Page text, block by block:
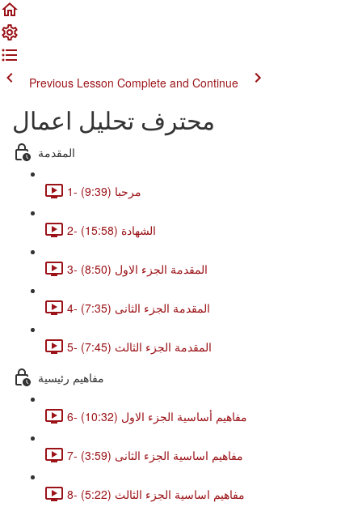
Previous Lesson Complete and Continue
محترف تحليل اعمال
المقدمة
1- مرحبا (9:39)
2- الشهادة (15:58)
3- المقدمة الجزء الاول (8:50)
4- المقدمة الجزء الثانى (7:35)
5- المقدمة الجزء الثالث (7:45)
مفاهيم رئيسية
6- مفاهيم أساسية الجزء الاول (10:32)
7- مفاهيم اساسية الجزء الثانى (3:59)
8- مفاهيم اساسية الجزء الثالث (5:22)